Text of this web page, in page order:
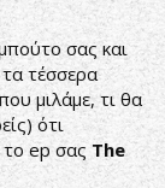
σας και
τα τέσσερα
μιλάμε, τι θα
ότι
το ep σας The